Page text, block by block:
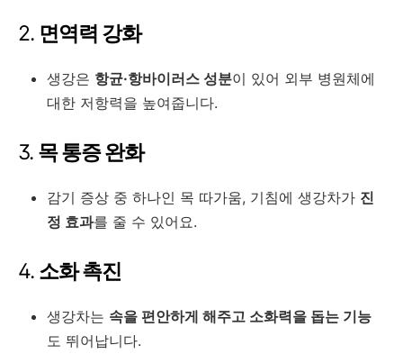
2. 면역력 강화
생강은 항균·항바이러스 성분이 있어 외부 병원체에
대한 저항력을 높여줍니다.
3. 목 통증 완화
감기 증상 중 하나인 목 따가움, 기침에 생강차가 진
정 효과를 줄 수 있어요.
4. 소화 촉진
생강차는 속을 편안하게 해주고 소화력을 돕는 기능
도 뛰어납니다.